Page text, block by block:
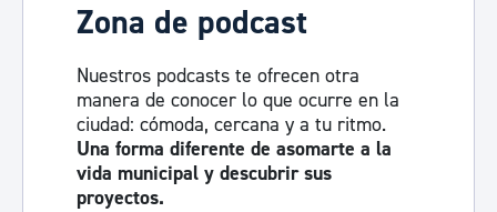
Zona de podcast
Nuestros podcasts te ofrecen otra
manera de conocer lo que ocurre en la
ciudad: cómoda, cercana y a tu ritmo.
Una forma diferente de asomarte a la
vida municipal y descubrir sus
proyectos.